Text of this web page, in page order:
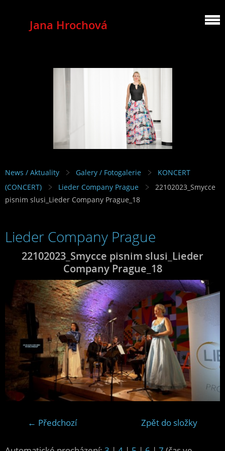
Jana Hrochová
MEZZOSOPRANO
News / Aktuality Galery / Fotogalerie
KONCERT
(CONCERT)
Lieder Company Prague
22102023_Smycce
pisnim slusi_Lieder Company Prague_18
Lieder Company Prague
22102023_Smycce pisnim slusi_Lieder
Company Prague_18
← Předchozí Zpět do složky